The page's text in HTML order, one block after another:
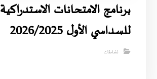
برنامج الامتحانات الاستدراكية
للسداسي الأول 2026/2025
نشاطات